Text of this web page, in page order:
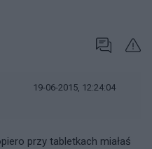
19-06-2015, 12:24:04
przy tabletkach miałaś